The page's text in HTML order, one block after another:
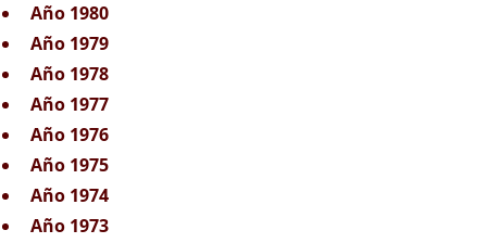
Año 1980
Año 1979
Año 1978
Año 1977
Año 1976
Año 1975
Año 1974
Año 1973